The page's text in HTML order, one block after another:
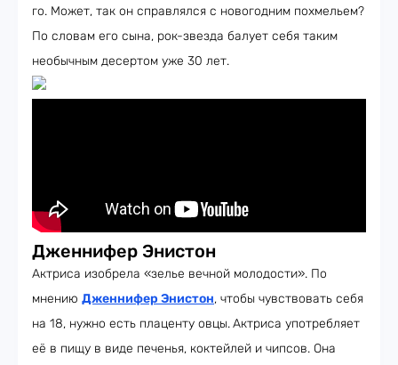
го. Может, так он справлялся с новогодним похмельем?
По словам его сына, рок-звезда балует себя таким
необычным десертом уже 30 лет.
Дженнифер Энистон
Актриса изобрела «зелье вечной молодости». По
мнению Дженнифер Энистон, чтобы чувствовать себя
на 18, нужно есть плаценту овцы.Актриса употребляет
её в пищу в виде печенья, коктейлей и чипсов. Она